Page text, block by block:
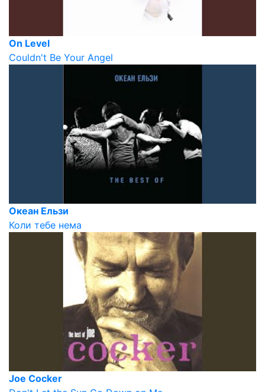
On Level
Couldn't Be Your Angel
Океан Ельзи
Коли тебе нема
Joe Cocker